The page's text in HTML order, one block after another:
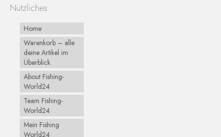
Nützliches
Home
Warenkorb – alle
deine Artikel im
Überblick
About Fishing-
World24
Team Fishing-
World24
Mein Fishing
World24